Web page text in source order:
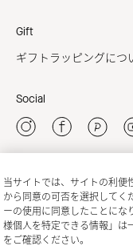
Gift
ギフトラッピングにつ
Social
当サイトでは、サイトの利便
から同意の可否を選択してく
ーの使用に同意したことにな
様個人を特定できる情報」は
をご確認ください。